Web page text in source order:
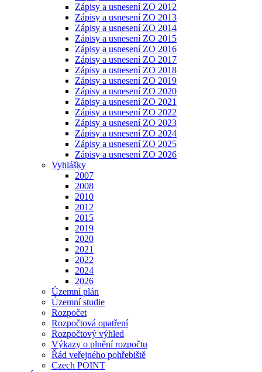
Zápisy a usnesení ZO 2012
Zápisy a usnesení ZO 2013
Zápisy a usnesení ZO 2014
Zápisy a usnesení ZO 2015
Zápisy a usnesení ZO 2016
Zápisy a usnesení ZO 2017
Zápisy a usnesení ZO 2018
Zápisy a usnesení ZO 2019
Zápisy a usnesení ZO 2020
Zápisy a usnesení ZO 2021
Zápisy a usnesení ZO 2022
Zápisy a usnesení ZO 2023
Zápisy a usnesení ZO 2024
Zápisy a usnesení ZO 2025
Zápisy a usnesení ZO 2026
Vyhlášky
2007
2008
2010
2012
2015
2019
2020
2021
2022
2024
2026
Územní plán
Územní studie
Rozpočet
Rozpočtová opatření
Rozpočtový výhled
Výkazy o plnění rozpočtu
Řád veřejného pohřebiště
Czech POINT